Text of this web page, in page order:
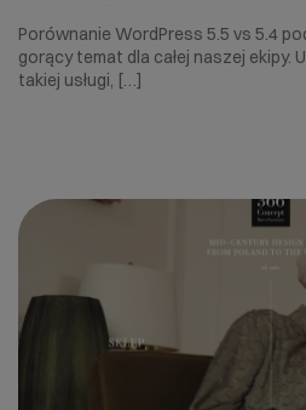
Porównanie WordPress 5.5 vs 5.4
gorący temat dla całej naszej ekipy.
takiej usługi, […]